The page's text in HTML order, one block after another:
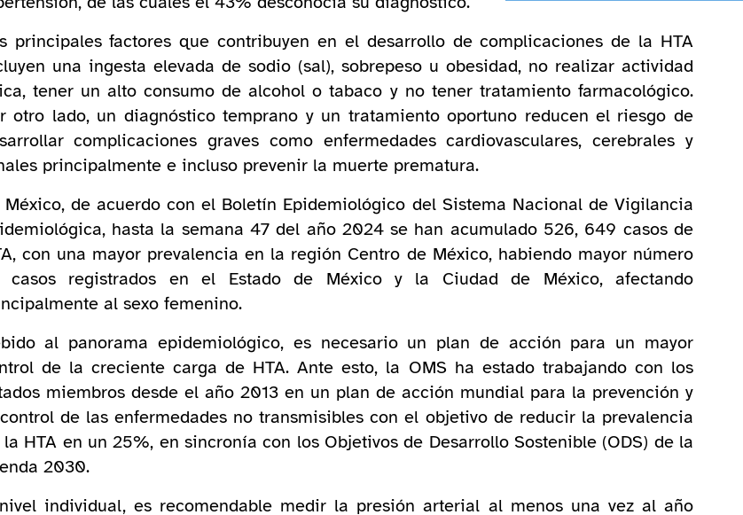
principales factores que contribuyen en el desarrollo de complicaciones de la HTA
una ingesta elevada de sodio (sal), sobrepeso u obesidad, no realizar actividad
tener un alto consumo de alcohol o tabaco y no tener tratamiento farmacológico.
otro lado, un diagnóstico temprano y un tratamiento oportuno reducen el riesgo de
complicaciones graves como enfermedades cardiovasculares, cerebrales y
principalmente e incluso prevenir la muerte prematura.
México, de acuerdo con el Boletín Epidemiológico del Sistema Nacional de Vigilancia
hasta la semana 47 del año 2024 se han acumulado 526, 649 casos de
con una mayor prevalencia en la región Centro de México, habiendo mayor número
casos registrados en el Estado de México y la Ciudad de México, afectando
al sexo femenino.
al panorama epidemiológico, es necesario un plan de acción para un mayor
de la creciente carga de HTA. Ante esto, la OMS ha estado trabajando con los
miembros desde el año 2013 en un plan de acción mundial para la prevención y
de las enfermedades no transmisibles con el objetivo de reducir la prevalencia
la HTA en un 25%, en sincronía con los Objetivos de Desarrollo Sostenible (ODS) de la
2030.
individual, es recomendable medir la presión arterial al menos una vez al año